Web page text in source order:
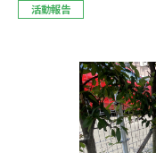
活動報告